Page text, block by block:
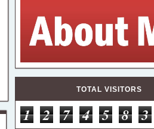
TOTAL VISITORS
1 2 7 4 5 8 3